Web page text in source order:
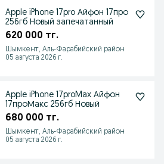
Apple iPhone 17pro Айфон 17про
256гб Новый запечатанный
620 000 тг.
Шымкент, Аль-Фарабийский район
05 августа 2026 г.
Apple iPhone 17proMax Айфон
17проМакс 256гб Новый
680 000 тг.
Шымкент, Аль-Фарабийский район
05 августа 2026 г.